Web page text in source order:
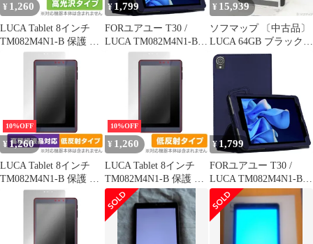
¥ 1,260
LUCA Tablet 8インチ
TM082M4N1-B 保護 フ
ィルム OverLay Brilliant
for アイリス タブレッ
ト ルカ 指紋がつきにく
¥1,799
FORユアユー T30 /
LUCA TM082M4N1-B 8
インチ 用の ケース 保
護ケース タブレットケ
ースFOR ユアユー T30
耐衝撃 傷つけ防止 スタ
ンド機能 角度調整
PCduoduo （ダークブ
¥ 15,939
ソフマップ 〔中古品〕
LUCA 64GB ブラック
TM082M4N1-B Wi-
Fi【377】
10%OFF
¥ 1,260
LUCA Tablet 8インチ
TM082M4N1-B 保護 フ
ィルム OverLay Plus
Lite for アイリス タブ
レット ルカ 高精細液晶
対応 アンチグレア 反射
10%OFF
¥ 1,260
LUCA Tablet 8インチ
TM082M4N1-B 保護 フ
ィルム OverLay Plus for
アイリス タブレット ル
カ アンチグレア 反射防
止 非光沢 指紋防止
¥1,799
FORユアユー T30 /
LUCA TM082M4N1-B 8
インチ 用の ケース 保
護ケース タブレットケ
ースFOR ユアユー T30
8インチ 用のタブレッ